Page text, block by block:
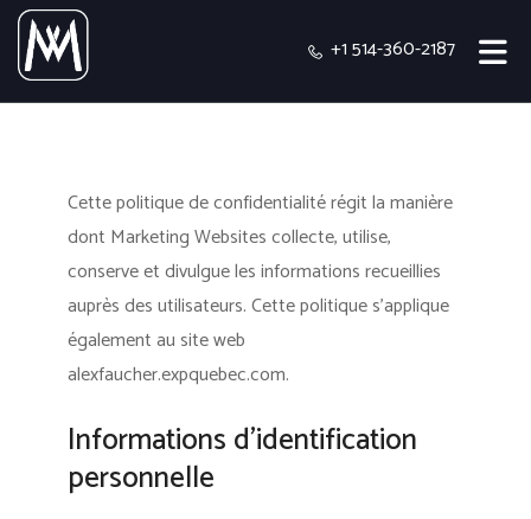
+1 514-360-2187
Cette politique de confidentialité régit la manière
dont Marketing Websites collecte, utilise,
conserve et divulgue les informations recueillies
auprès des utilisateurs.Cette politique s'applique
également au site web
alexfaucher.expquebec.com.
Informations d’identification
personnelle